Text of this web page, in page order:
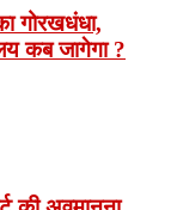
गोरखधंधा,
कब जागेगा ?